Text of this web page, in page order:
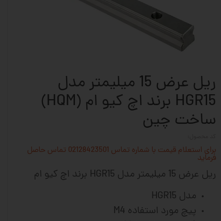
ریل عرض 15 میلیمتر مدل
HGR15 برند اچ کیو ام (HQM)
ساخت چین
برای استعلام قیمت با شماره تماس 02128423501 تماس حاصل
فرماید
ریل عرض 15 میلیمتر مدل HGR15 برند اچ کیو ام
مدل HGR15
پیچ مورد استفاده M4